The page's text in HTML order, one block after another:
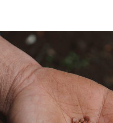
ッフ募集
カイブ